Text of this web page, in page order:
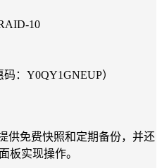
10
：Y0QY1GNEUP）
供免费快照和定期备份，并还
板实现操作。